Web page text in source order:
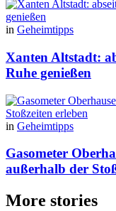
in Geheimtipps
Xanten Altstadt:
Ruhe genießen
in Geheimtipps
Gasometer
außerhalb der
More stories